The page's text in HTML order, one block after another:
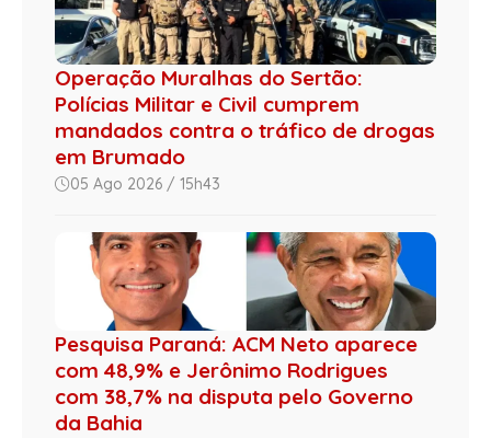
Operação Muralhas do Sertão:
Polícias Militar e Civil cumprem
mandados contra o tráfico de drogas
em Brumado
05 Ago 2026 / 15h43
Pesquisa Paraná: ACM Neto aparece
com 48,9% e Jerônimo Rodrigues
com 38,7% na disputa pelo Governo
da Bahia